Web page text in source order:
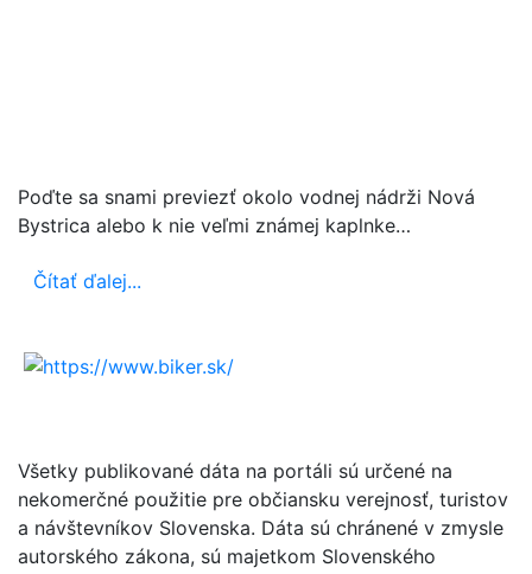
Poďte sa snami previezť okolo vodnej nádrži Nová
Bystrica alebo k nie veľmi známej kaplnke…
Čítať ďalej...
Všetky publikované dáta na portáli sú určené na
nekomerčné použitie pre občiansku verejnosť, turistov
a návštevníkov Slovenska. Dáta sú chránené v zmysle
autorského zákona, sú majetkom Slovenského